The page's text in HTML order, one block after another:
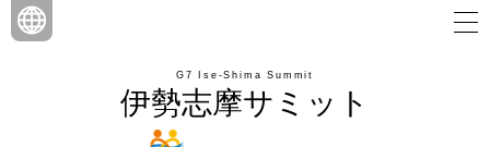
伊勢志摩サミット
G7 Ise-Shima Summit